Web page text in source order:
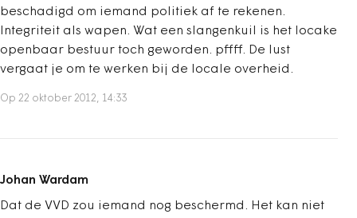
beschadigd om iemand politiek af te rekenen.
Integriteit als wapen. Wat een slangenkuil is het locake
openbaar bestuur toch geworden. pffff. De lust
vergaat je om te werken bij de locale overheid.
Op 22 oktober 2012, 14:33
Johan Wardam
Dat de VVD zou iemand nog beschermd. Het kan niet